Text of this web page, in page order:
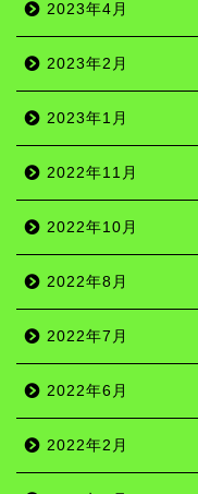
2023年4月
2023年2月
2023年1月
2022年11月
2022年10月
2022年8月
2022年7月
2022年6月
2022年2月